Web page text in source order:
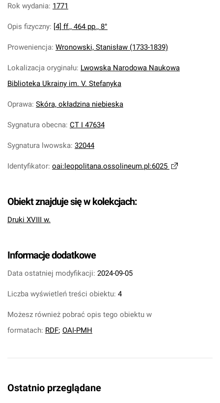
Rok wydania: 1771
Opis fizyczny: [4] ff., 464 pp., 8°
Proweniencja: Wronowski, Stanisław (1733-1839)
Lokalizacja oryginału: Lwowska Narodowa Naukowa
Biblioteka Ukrainy im. V. Stefanyka
Oprawa: Skóra, okładzina niebieska
Sygnatura obecna: CT I 47634
Sygnatura lwowska: 32044
Identyfikator: oai:leopolitana.ossolineum.pl:6025
Obiekt znajduje się w kolekcjach:
Druki XVIII w.
Informacje dodatkowe
Data ostatniej modyfikacji: 2024-09-05
Liczba wyświetleń treści obiektu: 4
Możesz również pobrać opis tego obiektu w
formatach: RDF; OAI-PMH
Ostatnio przeglądane